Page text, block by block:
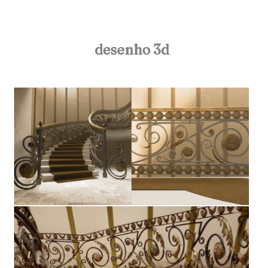
desenho 3d